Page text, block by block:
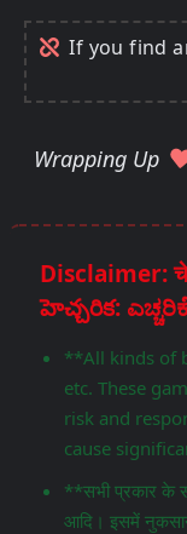
If you find
Wrapping Up
Disclaimer:
**All kinds of
etc. These
risk and
cause
**सभी प्रकार के
आदि। इसमें